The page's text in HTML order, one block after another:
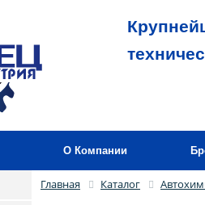
О Компании
Главная Каталог